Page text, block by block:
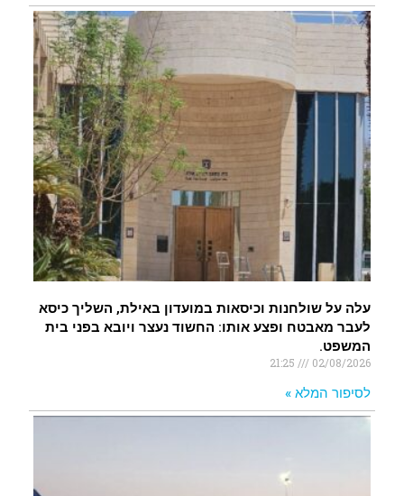
עלה על שולחנות וכיסאות במועדון באילת, השליך כיסא
לעבר מאבטח ופצע אותו: החשוד נעצר ויובא בפני בית
המשפט.
02/08/2026
לסיפור המלא »